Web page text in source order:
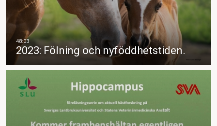
2023: Fölning och nyföddhetstiden.